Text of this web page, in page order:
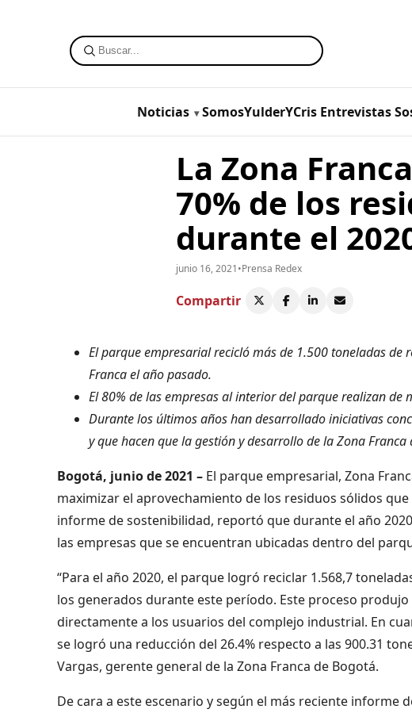
Noticias SomosYulderYCris Entrevistas
La Zona
70% de los
durante el
junio 16, 2021•Prensa Redex
Compartir
El parque empresarial recicló más de 1.500 toneladas
Franca el año pasado.
El 80% de las empresas al interior del parque realizan de
Durante los últimos años han desarrollado iniciativas
y que hacen que la gestión y desarrollo de la Zona Franca
Bogotá, junio de 2021 – El parque empresarial, Zona
maximizar el aprovechamiento de los residuos sólidos
informe de sostenibilidad, reportó que durante el año
las empresas que se encuentran ubicadas dentro del
“Para el año 2020, el parque logró reciclar 1.568,7
los generados durante este período. Este proceso
directamente a los usuarios del complejo industrial. En
se logró una reducción del 26.4% respecto a las 900.31
Vargas, gerente general de la Zona Franca de Bogotá.
De cara a este escenario y según el más reciente informe